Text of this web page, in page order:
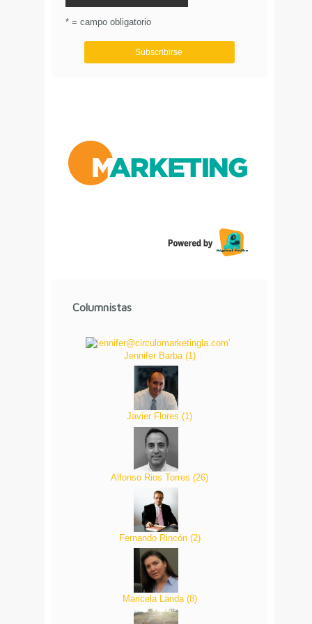
* = campo obligatorio
Columnistas
Jennifer Barba (1)
Javier Flores (1)
Alfonso Rios Torres (26)
Fernando Rincón (2)
Maricela Landa (8)
© Circulo Marketing 2016. Todos los derechos
reservados.
Aviso de Privacidad